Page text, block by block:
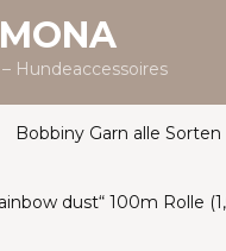
Hundeaccessoires
Bobbiny Garn alle Sorten
dust“ 100m Rolle